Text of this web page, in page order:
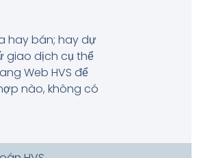
hay bán; hay dự
giao dịch cụ thể
Web HVS để
nào, không có